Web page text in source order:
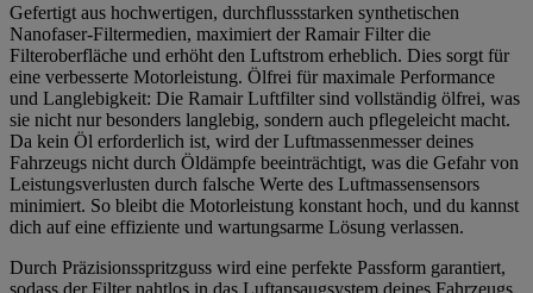
Gefertigt aus hochwertigen, durchflussstarken synthetischen
Nanofaser-Filtermedien, maximiert der Ramair Filter die
Filteroberfläche und erhöht den Luftstrom erheblich. Dies sorgt für
eine verbesserte Motorleistung. Ölfrei für maximale Performance
und Langlebigkeit: Die Ramair Luftfilter sind vollständig ölfrei, was
sie nicht nur besonders langlebig, sondern auch pflegeleicht macht.
Da kein Öl erforderlich ist, wird der Luftmassenmesser deines
Fahrzeugs nicht durch Öldämpfe beeinträchtigt, was die Gefahr von
Leistungsverlusten durch falsche Werte des Luftmassensensors
minimiert. So bleibt die Motorleistung konstant hoch, und du kannst
dich auf eine effiziente und wartungsarme Lösung verlassen.
Durch Präzisionsspritzguss wird eine perfekte Passform garantiert,
sodass der Filter nahtlos in das Luftansaugsystem deines Fahrzeugs